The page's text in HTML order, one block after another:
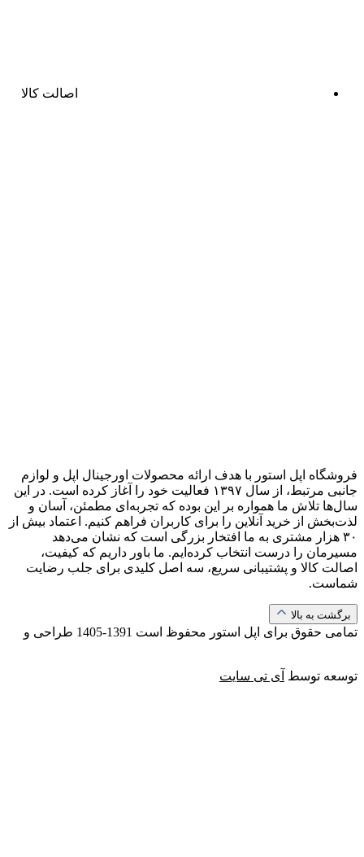
اصالت کالا
فروشگاه اپل استور با هدف ارائه‌ محصولات اورجینال اپل و لوازم
جانبی مرتبط، از سال ۱۳۹۷ فعالیت خود را آغاز کرده است. در این
سال‌ها تلاش ما همواره بر این بوده که تجربه‌ای مطمئن، آسان و
لذت‌بخش از خرید آنلاین را برای کاربران فراهم کنیم. اعتماد بیش از
۳۰ هزار مشتری به ما افتخار بزرگی است که نشان می‌دهد
مسیرمان را درست انتخاب کرده‌ایم. ما باور داریم که کیفیت،
اصالت کالا و پشتیبانی سریع، سه اصل کلیدی برای جلب رضایت
شماست.
برگشت به بالا
تمامی حقوق برای اپل استور محفوظ است 1391-1405 طراحی و
توسعه توسط آی تی سایت